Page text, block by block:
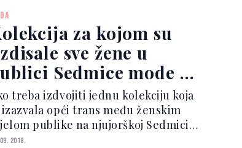
trgovine prepune su raznih
komada uprav...
za kojom su
sve žene u
Sedmice mode u
Yorku
treba izdvojiti jednu kolekciju koja
opći trans među ženskim
publike na njujorškoj Sedmici
onda će ta čast pripasti
2018.